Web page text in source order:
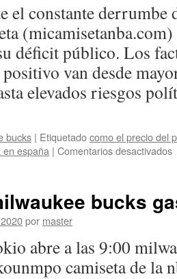
el constante derrumbe
déficit público. Los
van desde
elevados riesgos
bucks | Etiquetadocomo el precio del
españa | Comentarios desactivados
bucks
por master
abre a las 9:00
camiseta de la